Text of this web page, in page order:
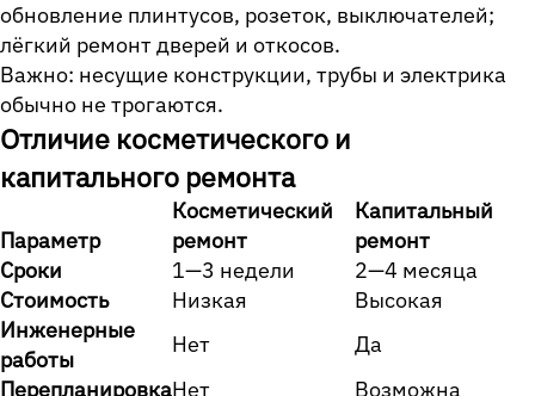
обновление плинтусов, розеток, выключателей;
лёгкий ремонт дверей и откосов.
Важно: несущие конструкции, трубы и электрика
обычно не трогаются.
Отличие косметического и
капитального ремонта
Параметр
Косметический
ремонт
Капитальный
ремонт
Сроки
1—3 недели
2—4 месяца
Стоимость
Низкая
Высокая
Инженерные
работы
Нет
Да
ПерепланировкаНет
Возможна